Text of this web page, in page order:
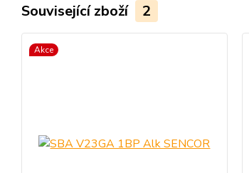
Související zboží 2
Akce